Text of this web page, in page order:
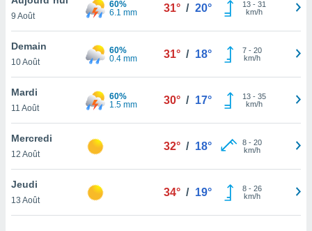
et
»,
au
vous
qu'ils
ou
le
ainsi
9 Août
60%
6.1 mm
31° / 20° 13- 31
km/h
Demain
10 Août
60%
0.4 mm
31° / 18° 7- 20
km/h
Mardi
11 Août
60%
1.5 mm
30° / 17° 13- 35
km/h
Mercredi
12 Août
32° / 18° 8- 20
km/h
Jeudi
13 Août
34° / 19° 8- 26
km/h